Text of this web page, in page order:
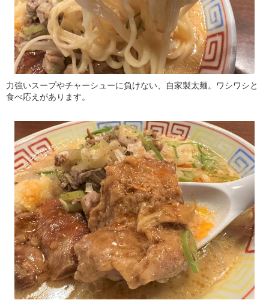
力強いスープやチャーシューに負けない、自家製太麺。ワシワシと
食べ応えがあります。